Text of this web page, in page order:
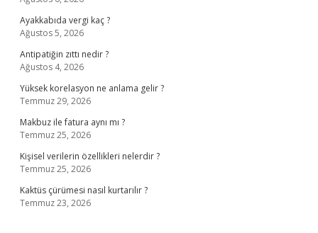
Ayakkabıda vergi kaç ?
Ağustos 5, 2026
Antipatiğin zıttı nedir ?
Ağustos 4, 2026
Yüksek korelasyon ne anlama gelir ?
Temmuz 29, 2026
Makbuz ile fatura aynı mı ?
Temmuz 25, 2026
Kişisel verilerin özellikleri nelerdir ?
Temmuz 25, 2026
Kaktüs çürümesi nasıl kurtarılır ?
Temmuz 23, 2026